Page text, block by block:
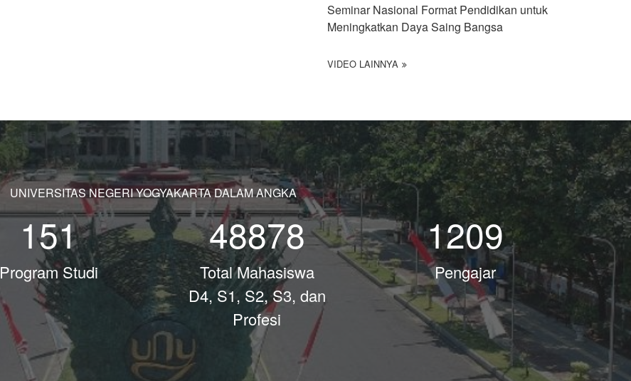
Seminar Nasional Format Pendidikan untuk
Meningkatkan Daya Saing Bangsa
VIDEO LAINNYA
UNIVERSITAS NEGERI YOGYAKARTA DALAM ANGKA
151
Program Studi
48878
Total Mahasiswa
D4, S1, S2, S3, dan
Profesi
1209
Pengajar